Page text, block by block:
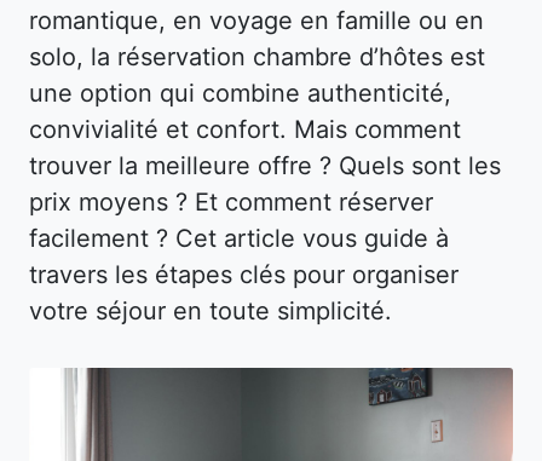
romantique, en voyage en famille ou en
solo, la réservation chambre d’hôtes est
une option qui combine authenticité,
convivialité et confort. Mais comment
trouver la meilleure offre ? Quels sont les
prix moyens ? Et comment réserver
facilement ? Cet article vous guide à
travers les étapes clés pour organiser
votre séjour en toute simplicité.